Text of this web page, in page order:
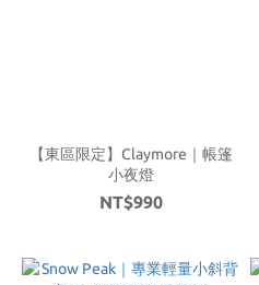
【東區限定】Claymore｜帳篷
小夜燈
NT$990